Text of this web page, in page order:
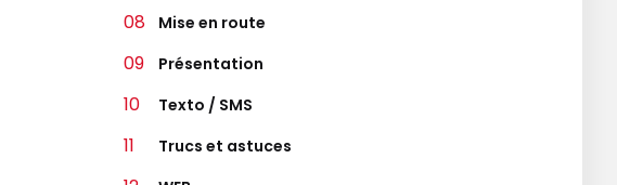
Mise en route
Présentation
Texto / SMS
Trucs et astuces